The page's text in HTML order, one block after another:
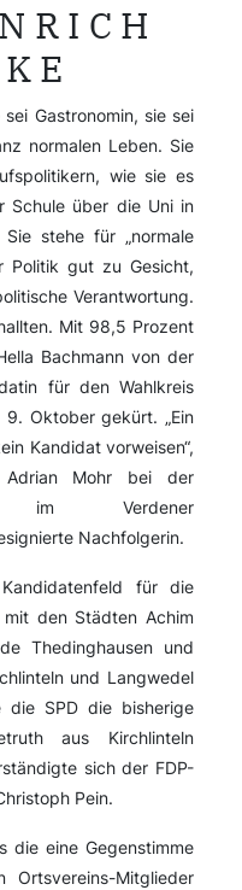
Gastronomin, sie sei
normalen Leben. Sie
wie sie es
Schule über die Uni in
stehe für „normale
Politik gut zu Gesicht,
Verantwortung.
Mit 98,5 Prozent
Bachmann von der
für den Wahlkreis
Oktober gekürt. „Ein
Kandidat vorweisen“,
Adrian Mohr bei der
im Verdener
Nachfolgerin.
für die
den Städten Achim
Thedinghausen und
und Langwedel
die SPD die bisherige
aus Kirchlinteln
sich der FDP-
Pein.
die eine Gegenstimme
Mitglieder